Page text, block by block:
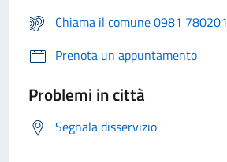
Chiama il comune 0981 780201
Prenota un appuntamento
Problemi in città
Segnala disservizio